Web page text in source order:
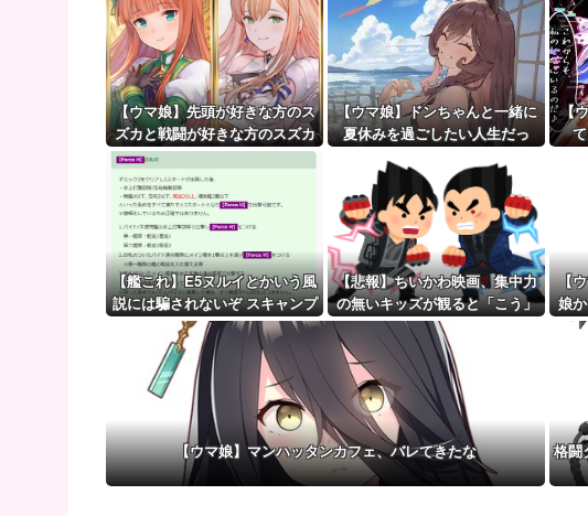
【ウマ娘】覚醒Lv6、7の解放が今後2か月置きに実装予定！第
【ウマ娘】先頭が好きな方のス
ズカと戦闘が好きな方のスズカ
【ウマ娘】ドンちゃんと一緒に
夏休みを過ごしたい人生だっ
【
【艦これ】E5ヌルイとかいう風
説には騙されないぞ スキャンプ
くらいヌルイのなら考える
【悲報】ちいかわ映画、集中力
の無いキッズが観ると「こう」
なります・・・・・
【
娘
【ウマ娘】マンハッタンカフェ、バレてきたな
格闘